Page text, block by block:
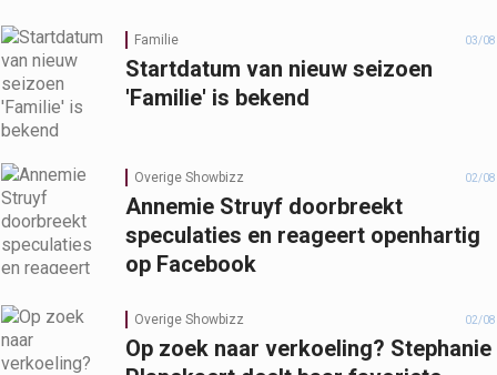
Familie 03/08
Startdatum van nieuw seizoen
'Familie' is bekend
Overige Showbizz 02/08
Annemie Struyf doorbreekt
speculaties en reageert openhartig
op Facebook
Overige Showbizz 02/08
Op zoek naar verkoeling? Stephanie